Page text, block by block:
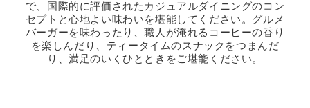
で、国際的に評価されたカジュアルダイニングのコン
セプトと心地よい味わいを堪能してください。グルメ
バーガーを味わったり、職人が淹れるコーヒーの香り
を楽しんだり、ティータイムのスナックをつまんだ
り、満足のいくひとときをご堪能ください。